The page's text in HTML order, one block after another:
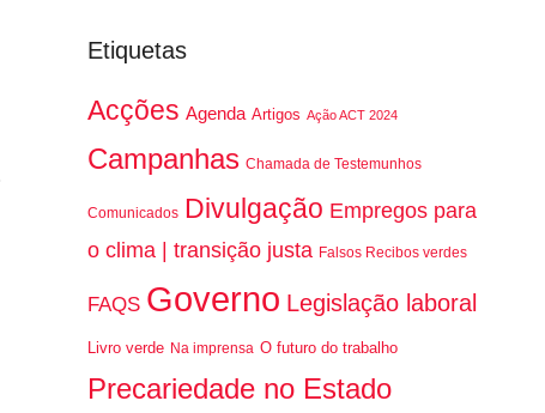
Etiquetas
Acções Agenda Artigos Ação ACT 2024
Campanhas Chamada de Testemunhos
Comunicados Divulgação Empregos para
o clima | transição justa Falsos Recibos verdes
FAQS Governo Legislação laboral
Livro verde Na imprensa O futuro do trabalho
Precariedade no Estado